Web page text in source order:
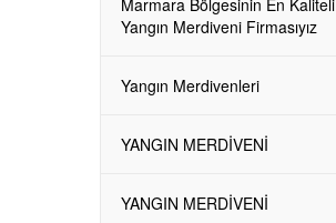
Yangın Merdiveni Firmasıyız
Yangın Merdivenleri
YANGIN MERDİVENİ
YANGIN MERDİVENİ